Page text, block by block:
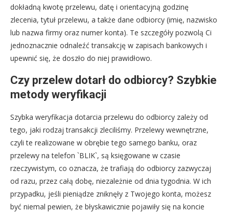
dokładną kwotę przelewu, datę i orientacyjną godzinę
zlecenia, tytuł przelewu, a także dane odbiorcy (imię, nazwisko
lub nazwa firmy oraz numer konta). Te szczegóły pozwolą Ci
jednoznacznie odnaleźć transakcję w zapisach bankowych i
upewnić się, że doszło do niej prawidłowo.
Czy przelew dotarł do odbiorcy? Szybkie
metody weryfikacji
Szybka weryfikacja dotarcia przelewu do odbiorcy zależy od
tego, jaki rodzaj transakcji zleciliśmy. Przelewy wewnętrzne,
czyli te realizowane w obrębie tego samego banku, oraz
przelewy na telefon `BLIK`, są księgowane w czasie
rzeczywistym, co oznacza, że trafiają do odbiorcy zazwyczaj
od razu, przez całą dobę, niezależnie od dnia tygodnia. W ich
przypadku, jeśli pieniądze zniknęły z Twojego konta, możesz
być niemal pewien, że błyskawicznie pojawiły się na koncie